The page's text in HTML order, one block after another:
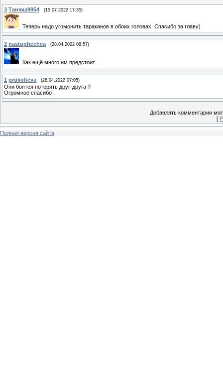
3 Танюш9954 (15.07.2022 17:35)
Теперь надо угомонить тараканов в обоих головах. Спасибо за главу)
2 nastuphechca (28.04.2022 08:57)
Как ещё много им предстоит...
1 prokofieva (28.04.2022 07:05)
Они боятся потерять друг-друга ?
Огромное спасибо .
Добавлять комментарии
[
Полная версия сайта